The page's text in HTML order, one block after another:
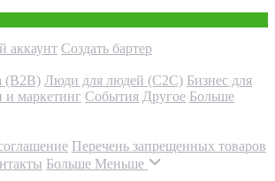
аккаунт Создать бартер
(B2B) Люди для людей (С2С) Бизнес для
и маркетинг События Другое Больше
Перечень запрещенных товаров
Больше Меньше